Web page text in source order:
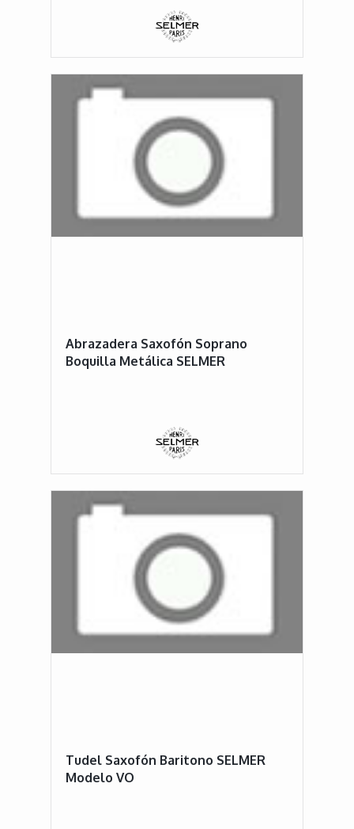
Abrazadera Saxofón Soprano
Boquilla Metálica SELMER
Tudel Saxofón Baritono SELMER
Modelo VO